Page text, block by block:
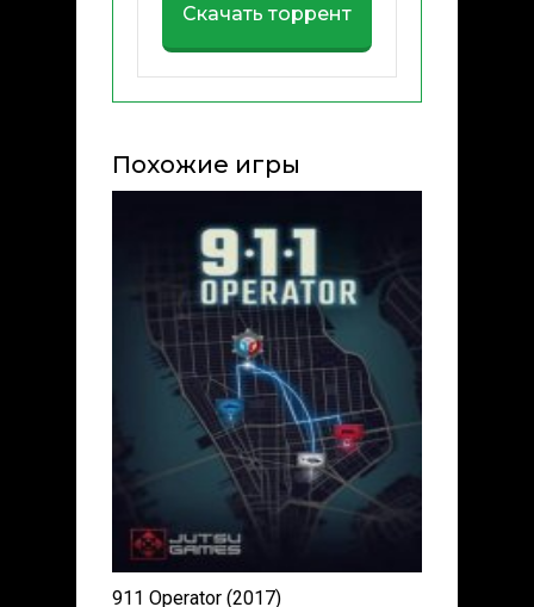
Скачать торрент
Похожие игры
911 Operator (2017)